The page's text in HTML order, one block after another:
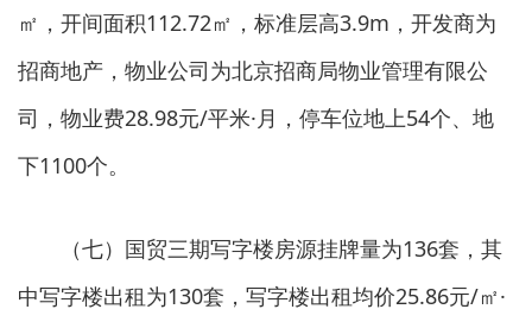
㎡，开间面积112.72㎡，标准层高3.9m，开发商为
招商地产，物业公司为北京招商局物业管理有限公
司，物业费28.98元/平米·月，停车位地上54个、地
下1100个。
（七）国贸三期写字楼房源挂牌量为136套，其
中写字楼出租为130套，写字楼出租均价25.86元/㎡·